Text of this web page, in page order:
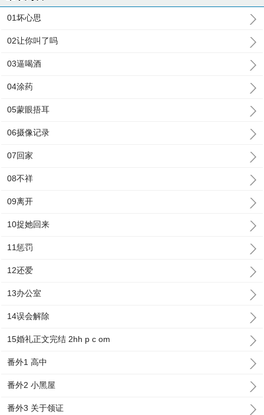
01坏心思
02让你叫了吗
03逼喝酒
04涂药
05蒙眼捂耳
06摄像记录
07回家
08不祥
09离开
10捉她回来
11惩罚
12还爱
13办公室
14误会解除
15婚礼正文完结 2hh p c om
番外1 高中
番外2 小黑屋
番外3 关于领证